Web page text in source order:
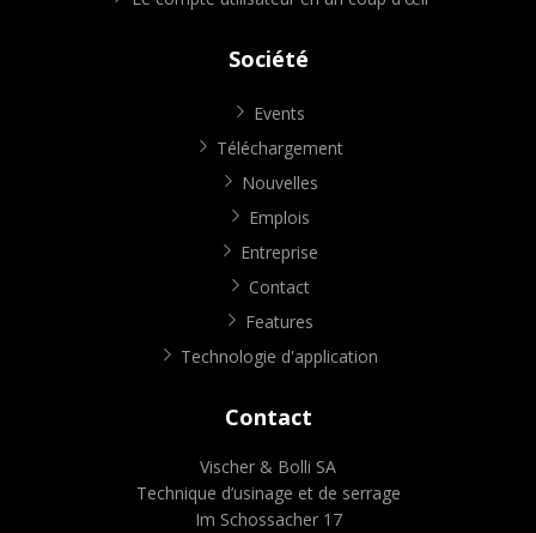
Société
Events
Téléchargement
Nouvelles
Emplois
Entreprise
Contact
Features
Technologie d'application
Contact
Vischer & Bolli SA
Technique d’usinage et de serrage
Im Schossacher 17